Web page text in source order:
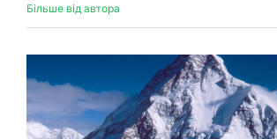
Більше від автора